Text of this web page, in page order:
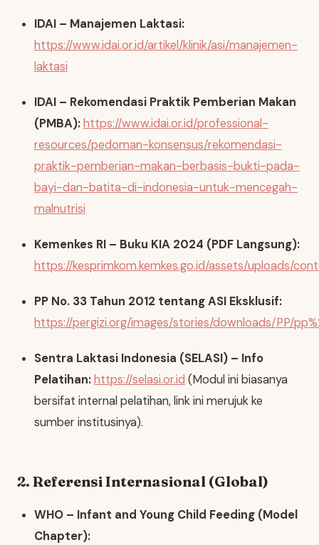
IDAI – Manajemen Laktasi:
https://www.idai.or.id/artikel/klinik/asi/manajemen-
laktasi
IDAI – Rekomendasi Praktik Pemberian Makan
(PMBA): https://www.idai.or.id/professional-
resources/pedoman-konsensus/rekomendasi-
praktik-pemberian-makan-berbasis-bukti-pada-
bayi-dan-batita-di-indonesia-untuk-mencegah-
malnutrisi
Kemenkes RI – Buku KIA 2024 (PDF Langsung):
https://kesprimkom.kemkes.go.id/assets/uploads/
PP No. 33 Tahun 2012 tentang ASI Eksklusif:
https://pergizi.org/images/stories/downloads/PP/
Sentra Laktasi Indonesia (SELASI) – Info
Pelatihan: https://selasi.or.id (Modul ini biasanya
bersifat internal pelatihan, link ini merujuk ke
sumber institusinya).
2. Referensi Internasional (Global)
WHO – Infant and Young Child Feeding (Model
Chapter):